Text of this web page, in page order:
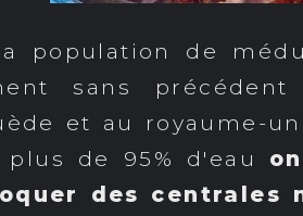
population de
sans
et au royaume-
de 95% d'eau
des centrales